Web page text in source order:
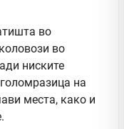
во
во
ниските
на
места, како и